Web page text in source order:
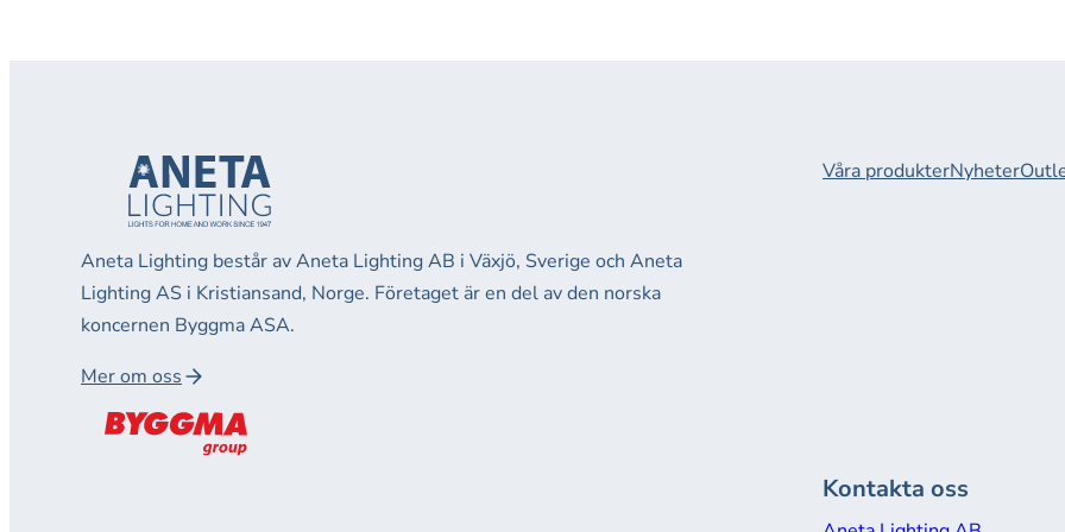
Aneta Lighting består av Aneta Lighting AB i Växjö, Sverige och Aneta
Lighting AS i Kristiansand, Norge. Företaget är en del av den norska
koncernen Byggma ASA.
Mer om oss
Våra produkterNyheter
Kontakta oss